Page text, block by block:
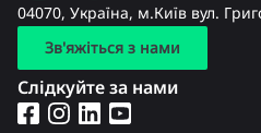
04070, Україна, м.Київ вул.
Зв'яжіться з нами
Слідкуйте за нами